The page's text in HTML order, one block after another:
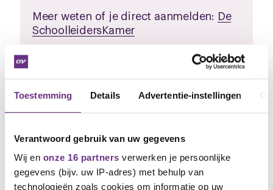
Toestemming Details Advertentie-instellingen
Verantwoord gebruik van uw gegevens
Wij en onze 16 partners verwerken je persoonlijke
gegevens (bijv. uw IP-adres) met behulp van
technologieën zoals cookies om informatie op uw
Meer weten of je direct aanmelden: De
SchoolleidersKamer